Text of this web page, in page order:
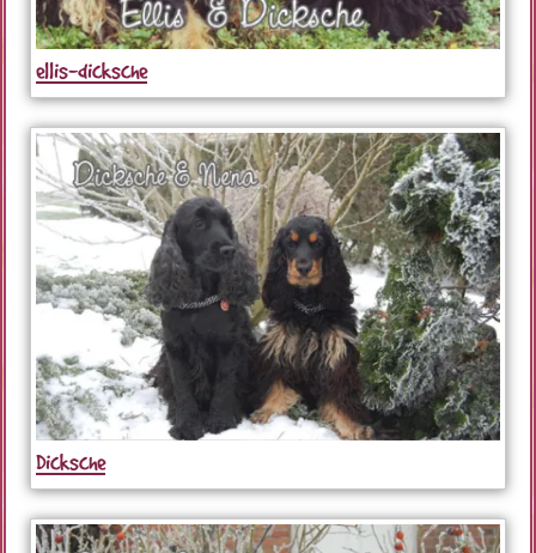
ellis-dicksche
Dicksche